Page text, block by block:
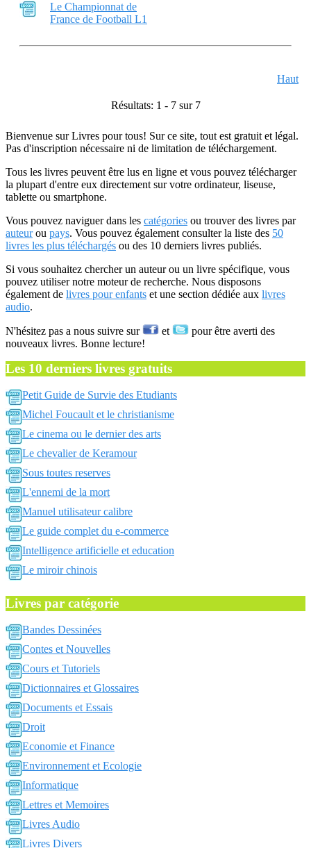
Le Championnat de
France de Football L1
Haut
Résultats: 1 - 7 sur 7
Bienvenue sur Livres pour tous! Sur ce site, tout est gratuit et légal.
Pas d'inscription nécessaire ni de limitation de téléchargement.
Tous les livres peuvent être lus en ligne et vous pouvez télécharger
la plupart d'entre eux directement sur votre ordinateur, liseuse,
tablette ou smartphone.
Vous pouvez naviguer dans les catégories ou trouver des livres par
auteurou pays. Vous pouvez également consulter la liste des 50
livres les plus téléchargés ou des 10 derniers livres publiés.
Si vous souhaitez chercher un auteur ou un livre spécifique, vous
pouvez utiliser notre moteur de recherche. Nous disposons
également de livres pour enfants et une section dédiée aux livres
audio.
N'hésitez pas a nous suivre sur et
pour être averti des
nouveaux livres. Bonne lecture!
Les 10 derniers livres gratuits
Petit Guide de Survie des Etudiants
Michel Foucault et le christianisme
Le cinema ou le dernier des arts
Le chevalier de Keramour
Sous toutes reserves
L'ennemi de la mort
Manuel utilisateur calibre
Le guide complet du e-commerce
Intelligence artificielle et education
Le miroir chinois
Livres par catégorie
Bandes Dessinées
Contes et Nouvelles
Cours et Tutoriels
Dictionnaires et Glossaires
Documents et Essais
Droit
Economie et Finance
Environnement et Ecologie
Informatique
Lettres et Memoires
Livres Audio
Livres Divers